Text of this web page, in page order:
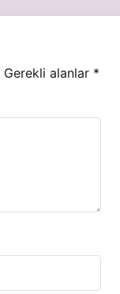
Gerekli alanlar *